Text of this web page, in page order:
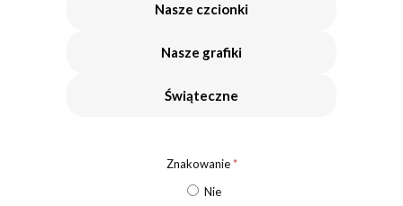
Nasze czcionki
Nasze grafiki
Świąteczne
Znakowanie*
Nie